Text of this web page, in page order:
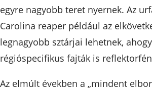
egyre nagyobb teret nyernek. Az
Carolina reaper például az
legnagyobb sztárjai lehetnek,
régióspecifikus fajták is
Az elmúlt években a „mindent